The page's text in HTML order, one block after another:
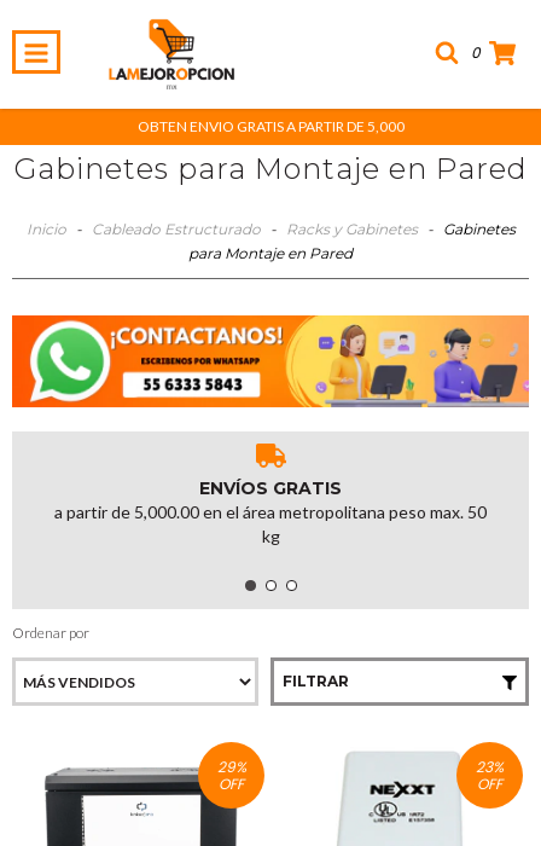
0
OBTEN ENVIO GRATIS A PARTIR DE 5,000
Gabinetes para Montaje en Pared
Inicio - Cableado Estructurado - Racks y Gabinetes -
Gabinetes
para Montaje en Pared
ENVÍOS GRATIS
a partir de 5,000.00 en el área metropolitana peso max. 50
kg
Ordenar por
FILTRAR
29%
OFF
23%
OFF